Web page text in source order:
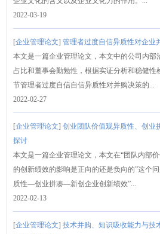
2022-03-19
[企业管理论文]管理者过度自信异质性对企业
本文是一篇企业管理论文，本文中的公司内部
占比和董事会勤勉性，根据实证分析和稳健性
节管理者过度自信自信异质性对并购决策的...
2022-02-27
[企业管理论文]创业团队价值观异质性、创业
探讨
本文是一篇企业管理论文，本文在“团队内部
的创新绩效的影响是正向的还是负向的”这个
质性—创业拼凑—新创企业创新绩效”...
2022-02-13
[企业管理论文]技术并购、知识吸收能力与